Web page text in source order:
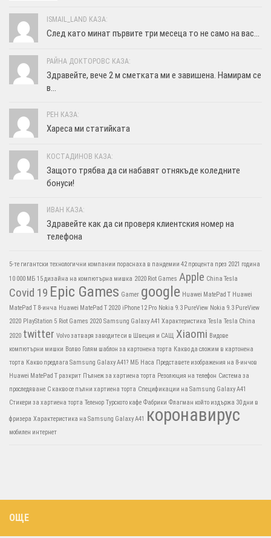
ISMAIL_LAND КАЗА:
След като минат първите три месеца то не само на вас...
РАЙНА ДОКТОРОВС КАЗА:
Здравейте, вече 2 м сметката ми е завишена. Намирам се
в...
РЕН КАЗА:
Хареса ми статийката
КОСТАДИНОВ КАЗА:
Защото трябва да си набавят отнякъде коледните
бонуси!
ИВАН КАЗА:
Здравейте как да си проверя клиентския номер на
телефона
5-те гигантски технологични компании пораснаха в пандемии 42 процента през 2021 година
10 000 МБ 15 дизайна на компютърна мишка 2020 Riot Games Apple China Tesla
Covid 19 Epic Games Gamer google Huawei MatePad T Huawei
MatePad T 8-инча Huawei MatePad T 2020 iPhone 12 Pro Nokia 9.3 PureView Nokia 9.3 PureView
2020 PlayStation 5 Riot Games 2020 Samsung Galaxy A41 Характеристика Tesla Tesla China
2020 twitter Volvo затваря заводите си в Швеция и САЩ Xiaomi Видове
компютърни мишки Волво Голям шаблон за картонена торта Какво да сложим в картонена
торта Какво предлага Samsung Galaxy A41? МБ Наса Представете изображения на 8-инчов
Huawei MatePad T разкрит Пълнеж за хартиена торта Резолюция на телефон Система за
проследяване С какво се пълни хартиена торта Спецификации на Samsung Galaxy A41
Стикери за хартиена торта Теленор Турското кафе Фабрики Флагман който издържа 30 дни в
фризера Характеристика на Samsung Galaxy A41 коронавирус
мобилен интернет
ОЩЕ